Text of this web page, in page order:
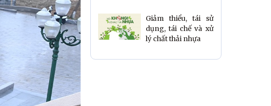
Giảm thiểu, tái sử
dụng, tái chế và xử
lý chất thải nhựa